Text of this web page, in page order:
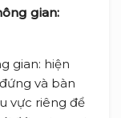
gian:
gian: hiện
và bàn
vực riêng để